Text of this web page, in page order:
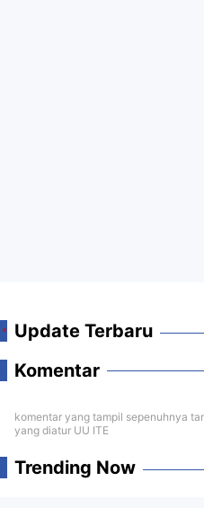
Update Terbaru
Komentar
komentar yang tampil sepenuhnya
yang diatur UU ITE
Trending Now